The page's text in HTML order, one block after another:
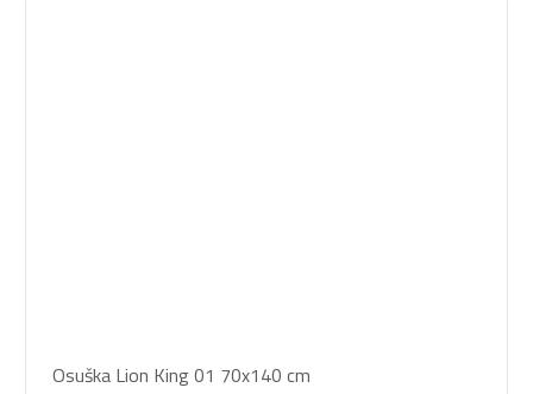
Osuška Lion King 01 70x140 cm